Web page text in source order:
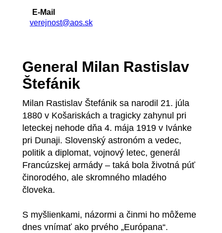
E-Mail
verejnost@aos.sk
General Milan Rastislav
Štefánik
Milan Rastislav Štefánik sa narodil 21. júla
1880 v Košariskách a tragicky zahynul pri
leteckej nehode dňa 4. mája 1919 v Ivánke
pri Dunaji. Slovenský astronóm a vedec,
politik a diplomat, vojnový letec, generál
Francúzskej armády – taká bola životná púť
činorodého, ale skromného mladého
človeka.
S myšlienkami, názormi a činmi ho môžeme
dnes vnímať ako prvého „Európana“.